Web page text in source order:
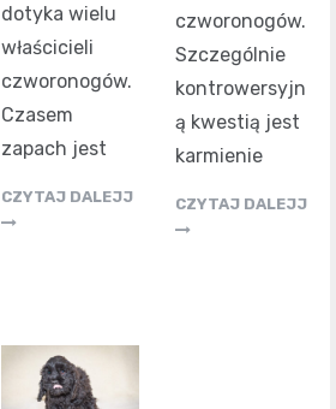
dotyka wielu
właścicieli
czworonogów.
Czasem
zapach jest
CZYTAJ DALEJJ
czworonogów.
Szczególnie
kontrowersyjn
ą kwestią jest
karmienie
CZYTAJ DALEJJ